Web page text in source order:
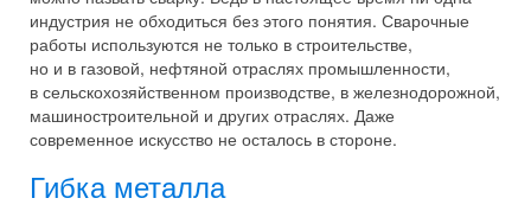
индустрия не обходиться без этого понятия. Сварочные
работы используются не только в строительстве,
но и в газовой, нефтяной отраслях промышленности,
в сельскохозяйственном производстве, в железнодорожной,
машиностроительной и других отраслях. Даже
современное искусство не осталось в стороне.
Гибка металла